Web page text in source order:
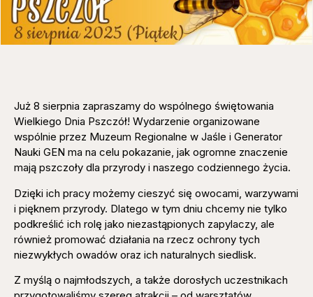
Już 8 sierpnia zapraszamy do wspólnego świętowania
Wielkiego Dnia Pszczół! Wydarzenie organizowane
wspólnie przez Muzeum Regionalne w Jaśle i Generator
Nauki GEN ma na celu pokazanie, jak ogromne znaczenie
mają pszczoły dla przyrody i naszego codziennego życia.
Dzięki ich pracy możemy cieszyć się owocami, warzywami
i pięknem przyrody. Dlatego w tym dniu chcemy nie tylko
podkreślić ich rolę jako niezastąpionych zapylaczy, ale
również promować działania na rzecz ochrony tych
niezwykłych owadów oraz ich naturalnych siedlisk.
Z myślą o najmłodszych, a także dorosłych uczestnikach